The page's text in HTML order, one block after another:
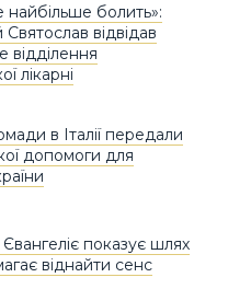
найбільше болить»:
відвідав
відділення
лікарні
в Італії передали
допомоги для
Євангеліє показує шлях
віднайти сенс